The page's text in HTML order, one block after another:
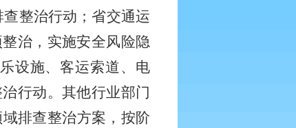
整治行动；省交通运
治，实施安全风险隐
设施、客运索道、电
行动。其他行业部门
排查整治方案，按阶